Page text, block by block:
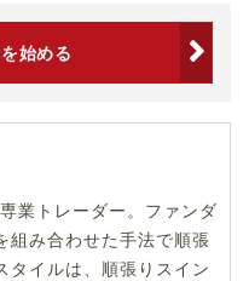
始める
業トレーダー。ファンダ
組み合わせた手法で順張
タイルは、順張りスイン